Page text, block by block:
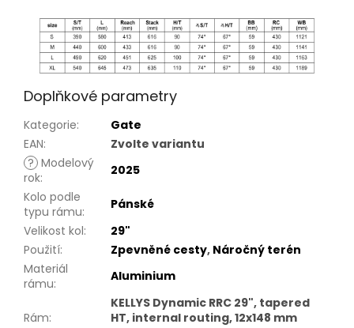
Doplňkové parametry
Kategorie:
Gate
EAN:
Zvolte variantu
? Modelový
rok:
2025
Kolo podle
typu rámu:
Pánské
Velikost kol:
29"
Použití: Zpevněné cesty, Náročný terén
Materiál
rámu: Aluminium
Rám:
KELLYS Dynamic RRC 29", tapered
HT, internal routing, 12x148 mm